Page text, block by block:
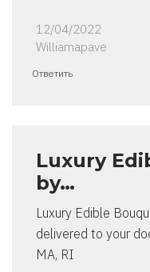
12/04/2022
Williamapave
Ответить
Luxury
by…
Luxury Edible
delivered to your
MA, RI